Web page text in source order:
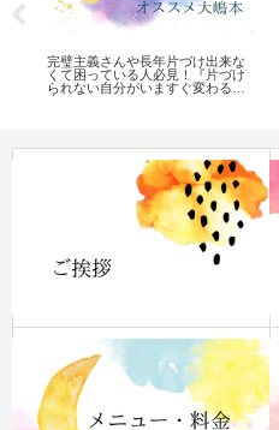
完璧主義さんや長年片づけ出来な
くて困っている人必見！『片づけ
られない自分がいますぐ変わる